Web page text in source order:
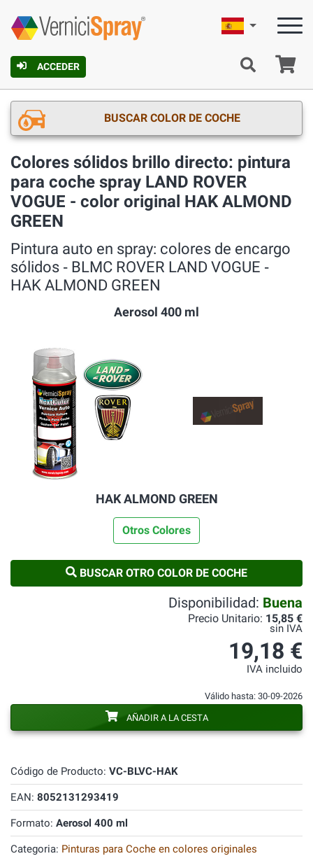
ACCEDER
Español
BUSCAR COLOR DE COCHE
Colores sólidos brillo directo: pintura
para coche spray LAND ROVER
VOGUE - color original HAK ALMOND
GREEN
Pintura auto en spray: colores de encargo
sólidos ‐ BLMC ROVER LAND VOGUE ‐
HAK ALMOND GREEN
Aerosol 400 ml
HAK ALMOND GREEN
Otros Colores
BUSCAR OTRO COLOR DE COCHE
Código de Producto: VC-BLVC-HAK
EAN: 8052131293419
Formato: Aerosol 400 ml
Categoria: Pinturas para Coche en colores originales
Disponibilidad: Buena
Precio Unitario: 15,85 €
sin IVA
19,18 €
IVA incluido
Válido hasta: 30-09-2026
AÑADIR A LA CESTA